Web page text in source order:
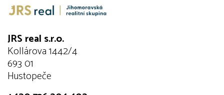
JRS real s.r.o.
Kollárova 1442/4
693 01
Hustopeče